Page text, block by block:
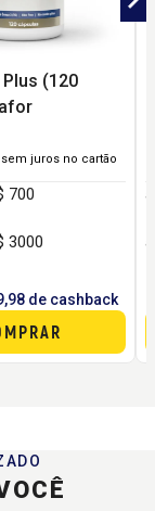
(120
sem juros no cartão
700
3000
de cashback